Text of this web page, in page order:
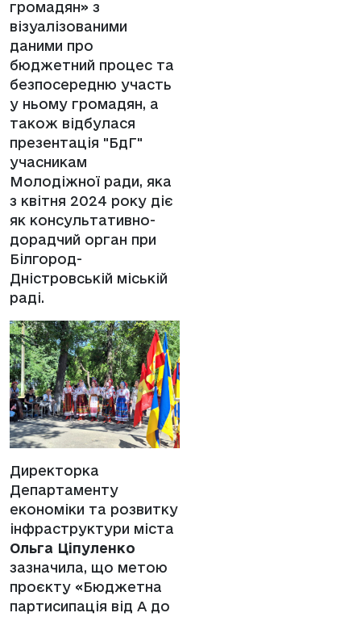
громадян» з
візуалізованими
даними про
бюджетний процес та
безпосередню участь
у ньому громадян, а
також відбулася
презентація "БдГ"
учасникам
Молодіжної ради, яка
з квітня 2024 року діє
як консультативно-
дорадчий орган при
Білгород-
Дністровській міській
раді.
Директорка
Департаменту
економіки та розвитку
інфраструктури міста
Ольга Ціпуленко
зазначила, що метою
проєкту «Бюджетна
партисипація від А до